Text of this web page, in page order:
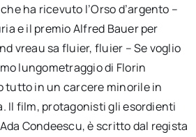
ha ricevuto l’Orso d’argento –
e il premio Alfred Bauer per
vreau sa fluier, fluier – Se voglio
lungometraggio di Florin
tutto in un carcere minorile in
Il film, protagonisti gli esordienti
Condeescu, è scritto dal regista